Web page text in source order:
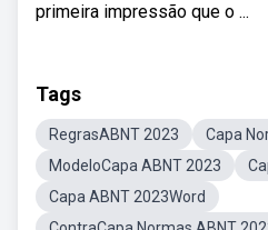
primeira impressão que o ...
Tags
RegrasABNT 2023
Capa
ModeloCapa ABNT 2023
Capa ABNT 2023Word